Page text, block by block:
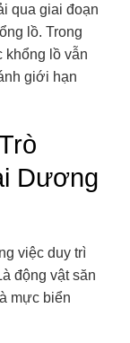
qua giai đoạn
lồ. Trong
khổng lồ vẫn
giới hạn
Dương
việc duy trì
động vật săn
mực biển